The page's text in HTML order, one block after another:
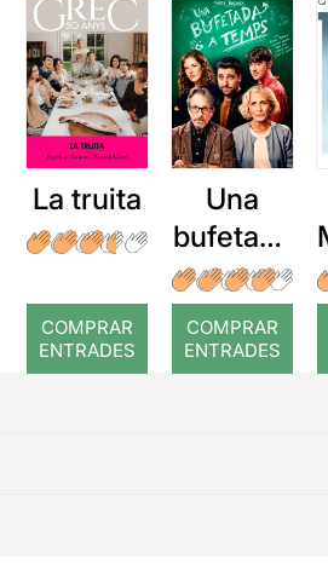
La truita
COMPRAR
ENTRADES
Una
bufetada
a temps
COMPRAR
ENTRADES